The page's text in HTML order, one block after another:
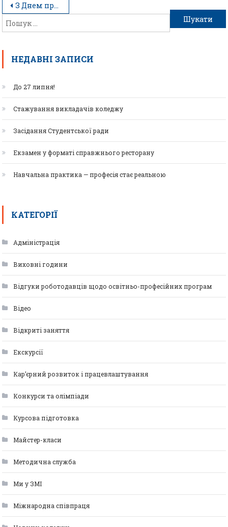
З Днем працівника освіти!
НЕДАВНІ ЗАПИСИ
До 27 липня!
Стажування викладачів коледжу
Засідання Студентської ради
Екзамен у форматі справжнього ресторану
Навчальна практика — професія стає реальною
КАТЕГОРІЇ
Адміністрація
Виховні години
Відгуки роботодавців щодо освітньо-професійних програм
Відео
Відкриті заняття
Екскурсії
Кар’єрний розвиток і працевлаштування
Конкурси та олімпіади
Курсова підготовка
Майстер-класи
Методична служба
Ми у ЗМІ
Міжнародна співпраця